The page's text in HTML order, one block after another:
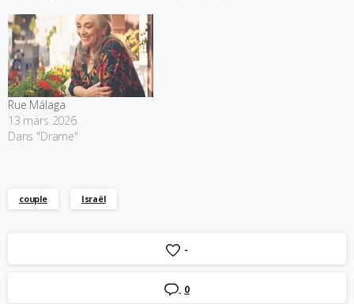
Rue Málaga
13 mars 2026
Dans "Drame"
couple Israël
-
0